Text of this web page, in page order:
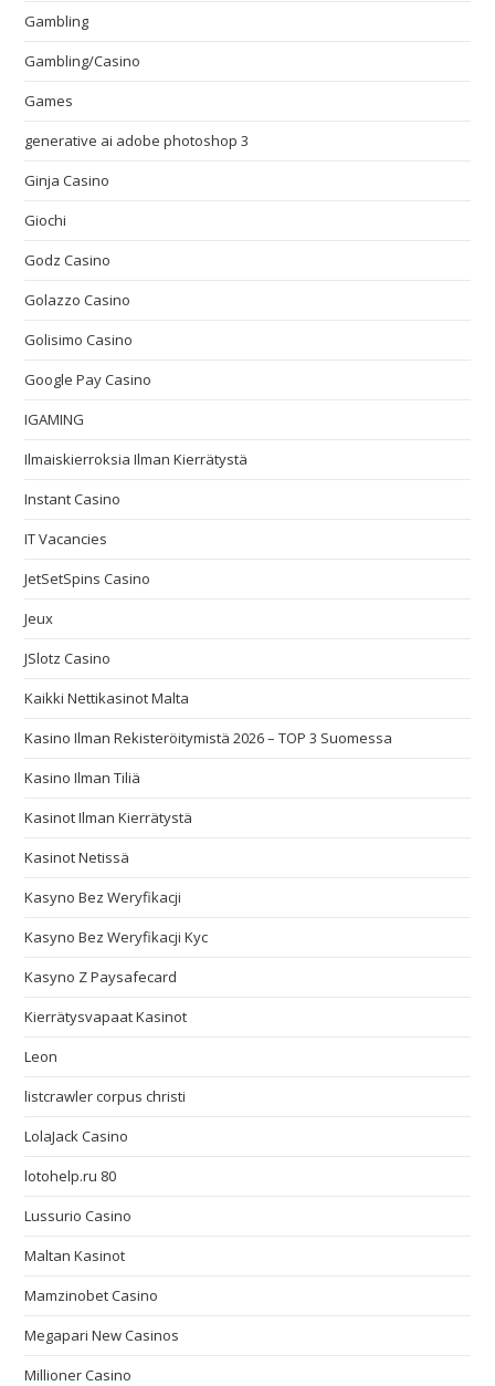
Gambling
Gambling/Casino
Games
generative ai adobe photoshop 3
Ginja Casino
Giochi
Godz Casino
Golazzo Casino
Golisimo Casino
Google Pay Casino
IGAMING
Ilmaiskierroksia Ilman Kierrätystä
Instant Casino
IT Vacancies
JetSetSpins Casino
Jeux
JSlotz Casino
Kaikki Nettikasinot Malta
Kasino Ilman Rekisteröitymistä 2026 – TOP 3 Suomessa
Kasino Ilman Tiliä
Kasinot Ilman Kierrätystä
Kasinot Netissä
Kasyno Bez Weryfikacji
Kasyno Bez Weryfikacji Kyc
Kasyno Z Paysafecard
Kierrätysvapaat Kasinot
Leon
listcrawler corpus christi
LolaJack Casino
lotohelp.ru 80
Lussurio Casino
Maltan Kasinot
Mamzinobet Casino
Megapari New Casinos
Millioner Casino